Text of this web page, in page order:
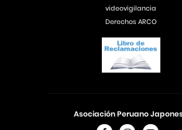
Asociación Peruano
videovigilancia
Derechos ARCO